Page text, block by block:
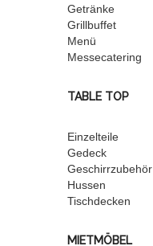
Getränke
Grillbuffet
Menü
Messecatering
TABLE TOP
Einzelteile
Gedeck
Geschirrzubehör
Hussen
Tischdecken
MIETMÖBEL